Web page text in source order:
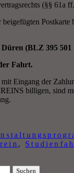
(§§
beigefügten
(BLZ 395 501
Fahrt.
Eingang der
billigen, sind
,